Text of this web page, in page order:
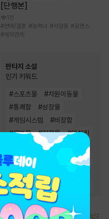
[단행본]
1천
#연애/결혼 #능력녀 #서양풍 #로맨스
#계약관계
판타지 소설
인기 키워드
#스포츠물 #차원이동물
#통쾌함 #성장물
#게임시스템 #비장함
#재벌물 #전쟁물 #먼치킨
#경영/기업
#환생물 #회귀물
#생존물
#전문직 #시스템